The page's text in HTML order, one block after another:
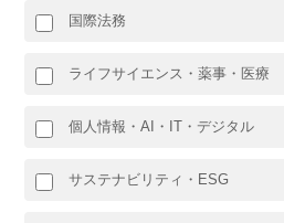
国際法務
ライフサイエンス・薬事・医療
個人情報・AI・IT・デジタル
サステナビリティ・ESG